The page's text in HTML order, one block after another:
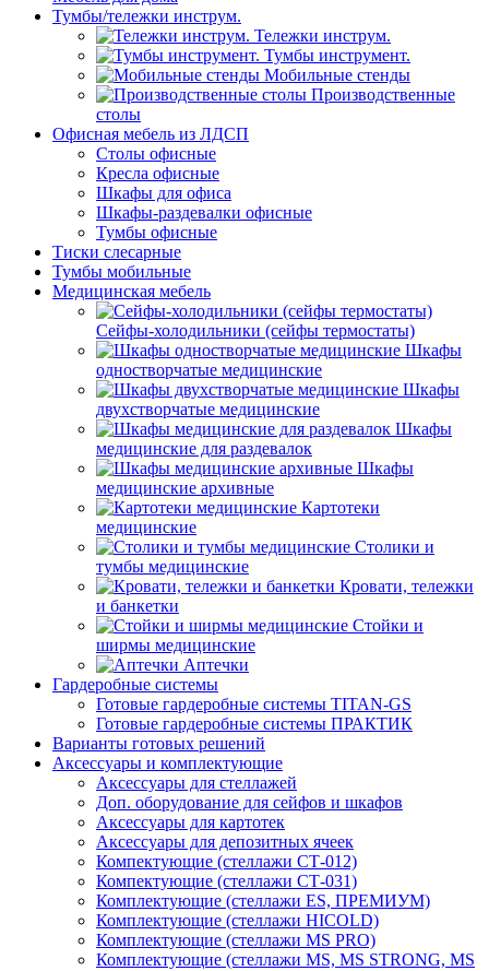
Тумбы/тележки инструм.
Тележки инструм.
Тумбы инструмент.
Мобильные стенды
Производственные
столы
Офисная мебель из ЛДСП
Столы офисные
Кресла офисные
Шкафы для офиса
Шкафы-раздевалки офисные
Тумбы офисные
Тиски слесарные
Тумбы мобильные
Медицинская мебель
Сейфы-холодильники (сейфы термостаты)
Шкафы
одностворчатые медицинские
Шкафы
двухстворчатые медицинские
Шкафы
медицинские для раздевалок
Шкафы
медицинские архивные
Картотеки
медицинские
Столики и
тумбы медицинские
Кровати, тележки
и банкетки
Стойки и
ширмы медицинские
Аптечки
Гардеробные системы
Готовые гардеробные системы TITAN-GS
Готовые гардеробные системы ПРАКТИК
Варианты готовых решений
Аксессуары и комплектующие
Аксессуары для стеллажей
Доп. оборудование для сейфов и шкафов
Аксессуары для картотек
Аксессуары для депозитных ячеек
Компектующие (стеллажи СТ-012)
Компектующие (стеллажи СТ-031)
Комплектующие (стеллажи ES, ПРЕМИУМ)
Комплектующие (стеллажи HICOLD)
Комплектующие (стеллажи MS PRO)
Комплектующие (стеллажи MS, MS STRONG, MS